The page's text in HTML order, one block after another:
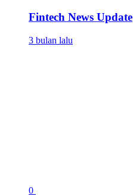
Fintech News Update
3 bulan lalu
0